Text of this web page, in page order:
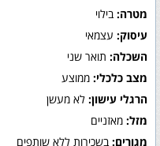
מטרה: בילוי
עיסוק: עצמאי
השכלה: תואר שני
מצב כלכלי: ממוצע
הרגלי עישון: לא מעשן
מזל: מאזניים
מגורים: בשכירות ללא שותפים